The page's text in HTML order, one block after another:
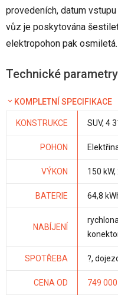
provedeních, datum
vůz je poskytována
elektropohon pak osmiletá.
Technické
KOMPLETNÍ SPECIFIKACE
KONSTRUKCE SUV, 4
POHON
VÝKON 150
BATERIE 64,8
NABÍJENÍ
SPOTŘEBA ?,
CENA OD 749